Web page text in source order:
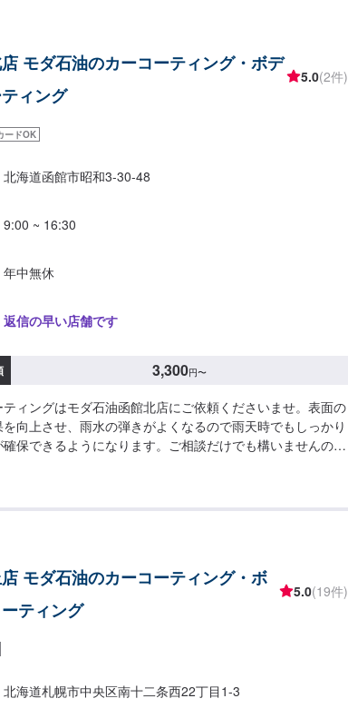
モダ石油のカーコーティング・ボデ
ィング
5.0(2件)
ードOK
北海道函館市昭和3-30-48
9:00 ~ 16:30
年中無休
返信の早い店舗です
3,300円〜
ティングはモダ石油函館北店にご依頼くださいませ。表面の
向上させ、雨水の弾きがよくなるので雨天時でもしっかり
確保できるようになります。ご相談だけでも構いませんので
モダ石油のカーコーティング・ボ
ティング
5.0(19件)
北海道札幌市中央区南十二条西22丁目1-3